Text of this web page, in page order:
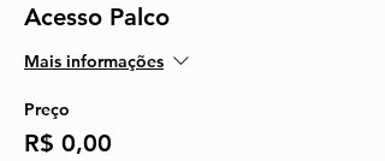
Acesso Palco
Mais informações
Preço
R$ 0,00